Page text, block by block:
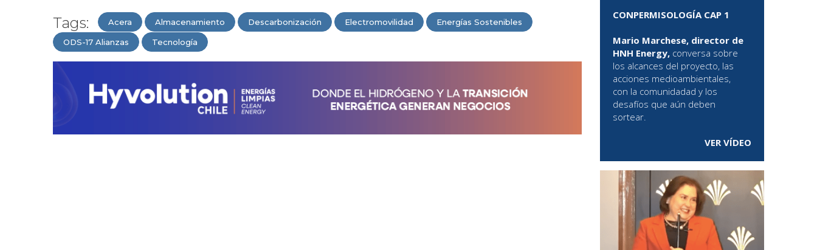
Tags: Acera Almacenamiento Descarbonización Electromovilidad Energías Sostenibles
ODS-17 Alianzas Tecnología
CONPERMISOLOGÍA CAP 1
Mario Marchese, director de
HNH Energy, conversa sobre
los alcances del proyecto, las
acciones medioambientales,
con la comunidadad y los
desafíos que aún deben
sortear.
VER VÍDEO